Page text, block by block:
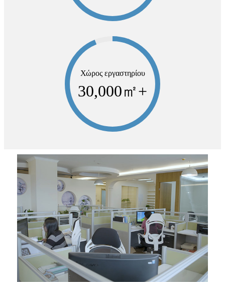
Χώρος εργαστηρίου
30,000㎡+